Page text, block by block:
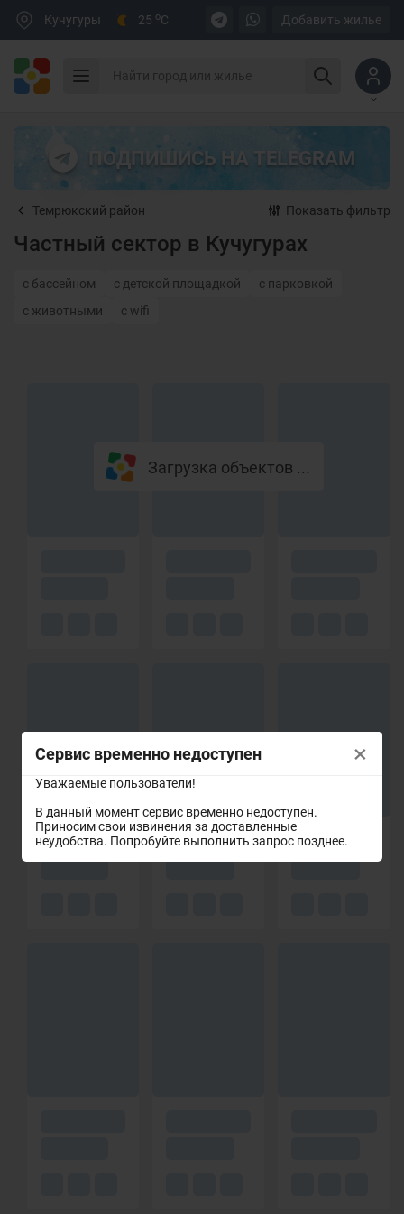
Сервис временно недоступен
Уважаемые пользователи!
В данный момент сервис временно недоступен.
Приносим свои извинения за доставленные
неудобства. Попробуйте выполнить запрос позднее.
×
Кучугуры 25 oC Добавить жилье
ПОДПИШИСЬ НА TELEGRAM
Темрюкский район Показать фильтр
Частный сектор в Кучугурах
с бассейном с детской площадкой
с парковкой
с животными
с wifi
Загрузка объектов ...